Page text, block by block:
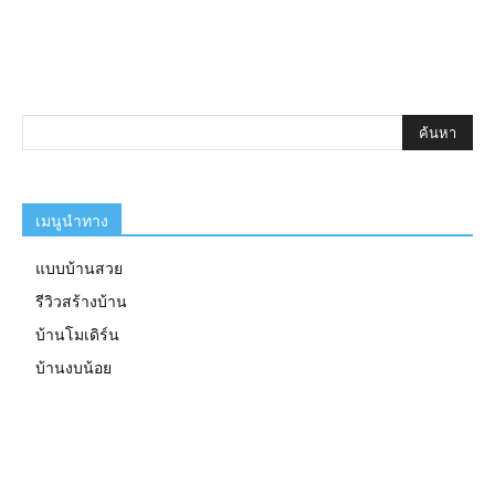
เมนูนำทาง
แบบบ้านสวย
รีวิวสร้างบ้าน
บ้านโมเดิร์น
บ้านงบน้อย